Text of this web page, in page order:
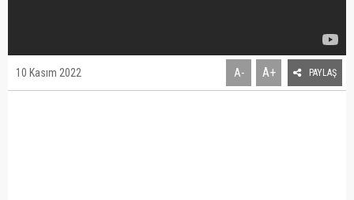
10 Kasım 2022 A- A+ PAYLAŞ